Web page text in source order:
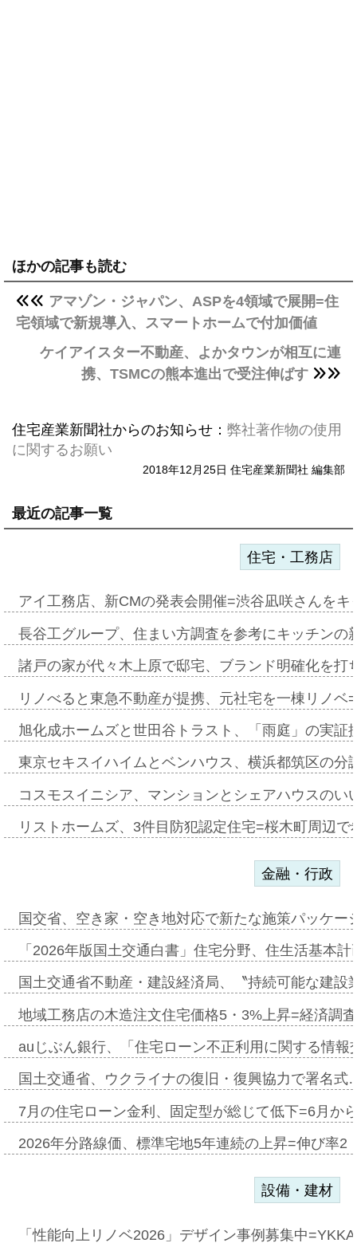
ほかの記事も読む
アマゾン・ジャパン、ASPを4領域で展開=住
宅領域で新規導入、スマートホームで付加価値
ケイアイスター不動産、よかタウンが相互に連
携、TSMCの熊本進出で受注伸ばす
住宅産業新聞社からのお知らせ： 弊社著作物の使用
に関するお願い
2018年12月25日 住宅産業新聞社 編集部
最近の記事一覧
住宅・工務店
アイ工務店、新CMの発表会開催=渋谷凪咲さんを
長谷工グループ、住まい方調査を参考にキッチン
諸戸の家が代々木上原で邸宅、ブランド明確化を
リノべると東急不動産が提携、元社宅を一棟リノ
旭化成ホームズと世田谷トラスト、「雨庭」の実
東京セキスイハイムとベンハウス、横浜都筑区の
コスモスイニシア、マンションとシェアハウスの
リストホームズ、3件目防犯認定住宅=桜木町周辺
金融・行政
国交省、空き家・空き地対応で新たな施策パッケ
「2026年版国土交通白書」住宅分野、住生活基本
国土交通省不動産・建設経済局、〝持続可能な建
地域工務店の木造注文住宅価格5・3%上昇=経済調
auじぶん銀行、「住宅ローン不正利用に関する情
国土交通省、ウクライナの復旧・復興協力で署名
7月の住宅ローン金利、固定型が総じて低下=6月か
2026年分路線価、標準宅地5年連続の上昇=伸び率
設備・建材
「性能向上リノベ2026」デザイン事例募集中